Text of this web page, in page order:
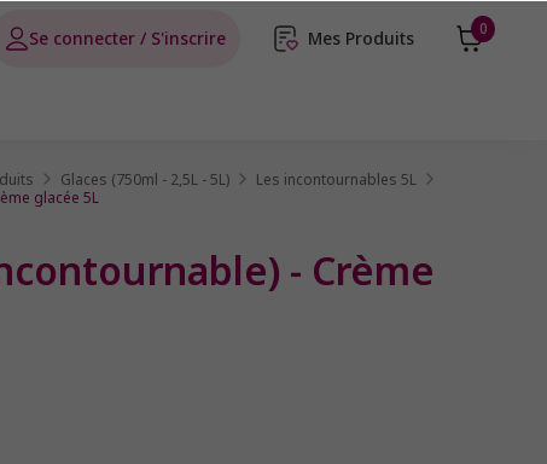
Se connecter / S'inscrire 0
Mes Produits
Glaces (750ml - 2,5L - 5L)
Les incontournables 5L
glacée 5L
- Crème